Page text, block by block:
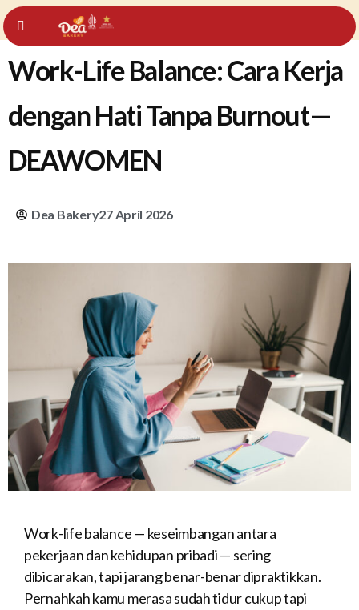
Work-Life Balance: Cara Kerja
dengan Hati Tanpa Burnout—
DEAWOMEN
Dea Bakery27 April 2026
Work-life balance — keseimbangan antara
pekerjaan dan kehidupan pribadi — sering
dibicarakan, tapi jarang benar-benar dipraktikkan.
Pernahkah kamu merasa sudah tidur cukup tapi